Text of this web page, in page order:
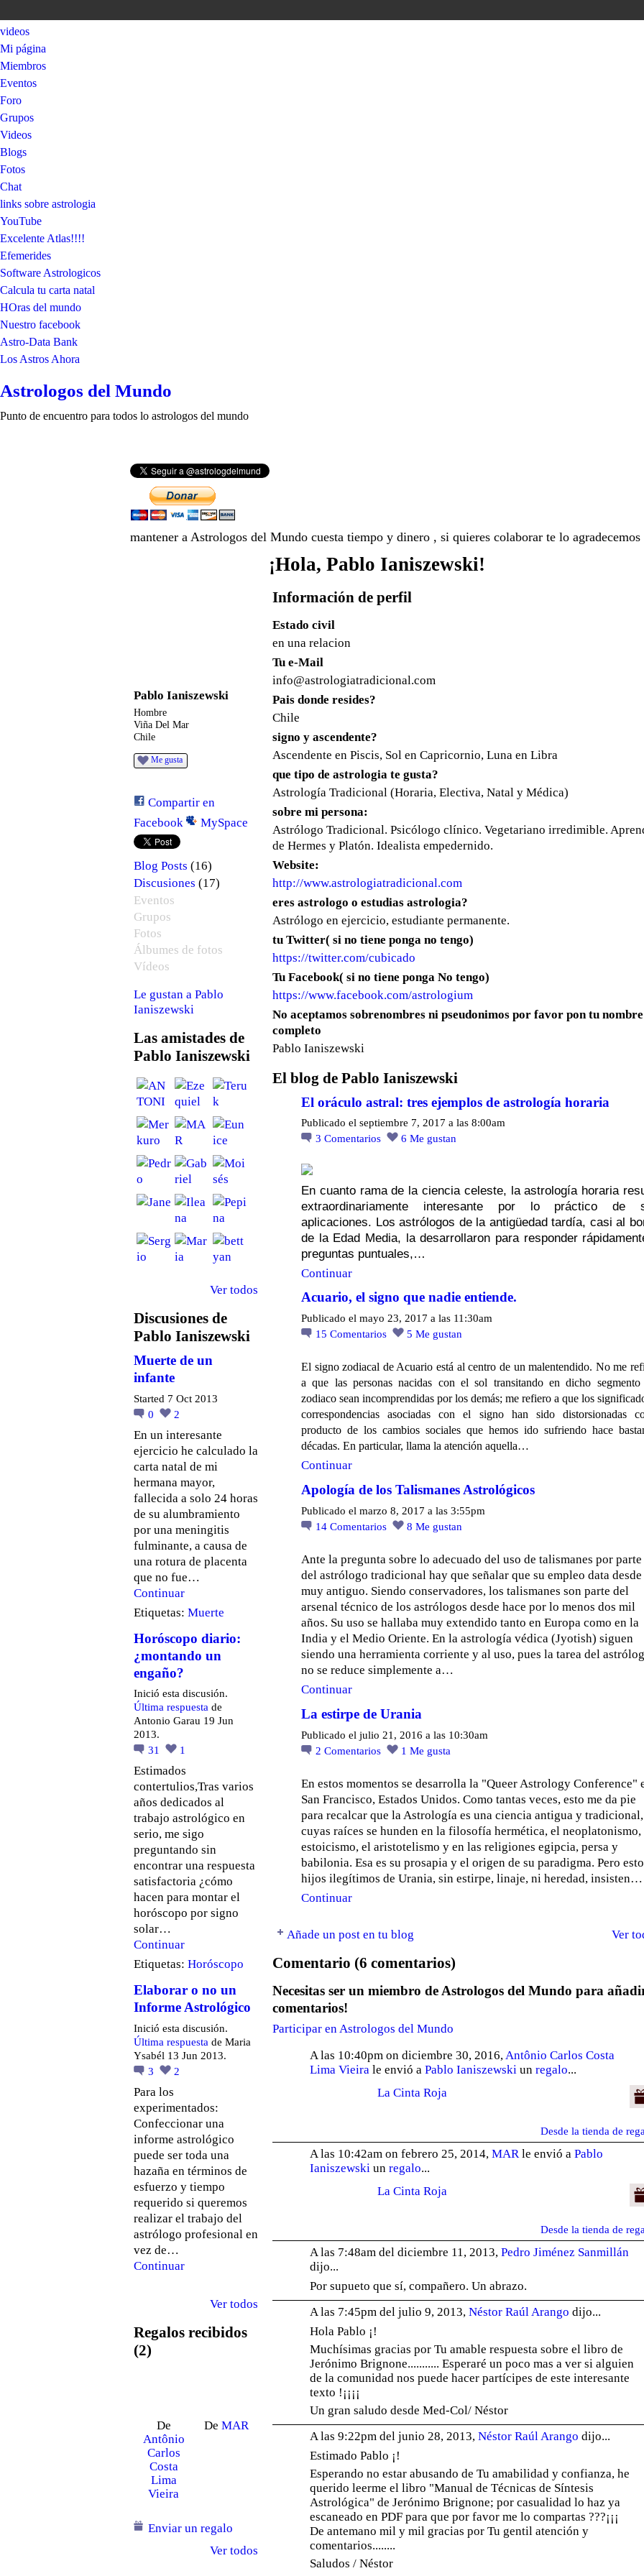
videos
Mi página
Miembros
Eventos
Foro
Grupos
Videos
Blogs
Fotos
Chat
links sobre astrologia
YouTube
Excelente Atlas!!!!
Efemerides
Software Astrologicos
Calcula tu carta natal
HOras del mundo
Nuestro facebook
Astro-Data Bank
Los Astros Ahora
Astrologos del Mundo
Punto de encuentro para todos lo astrologos del mundo
mantener a Astrologos del Mundo cuesta tiempo y dinero , si quieres colaborar te lo
Pablo Ianiszewski
Hombre
Viña Del Mar
Chile
Me gusta
Compartir en
Facebook
MySpace
Blog Posts (16)
Discusiones (17)
Eventos
Grupos
Fotos
Álbumes de fotos
Vídeos
Le gustan a Pablo
Ianiszewski
Las amistades de
Pablo Ianiszewski
Ver todos
Discusiones de
Pablo Ianiszewski
Muerte de un
infante
Started 7 Oct 2013
0
2
En un interesante
ejercicio he calculado la
carta natal de mi
hermana mayor,
fallecida a solo 24 horas
de su alumbramiento
por una meningitis
fulminante, a causa de
una rotura de placenta
que no fue…
Continuar
Etiquetas: Muerte
Horóscopo diario:
¿montando un
engaño?
Inició esta discusión.
Última respuesta de
Antonio Garau 19 Jun
2013.
31
1
Estimados
contertulios,Tras varios
años dedicados al
trabajo astrológico en
serio, me sigo
preguntando sin
encontrar una respuesta
satisfactoria ¿cómo
hacen para montar el
horóscopo por signo
solar…
Continuar
Etiquetas: Horóscopo
Elaborar o no un
Informe Astrológico
Inició esta discusión.
Última respuesta de Maria
Ysabél 13 Jun 2013.
3
2
Para los
experimentados:
Confeccionar una
informe astrológico
puede ser toda una
hazaña en términos de
esfuerzo y tiempo
requerido si queremos
realizar el trabajo del
astrólogo profesional en
vez de…
Continuar
Ver todos
Regalos recibidos
(2)
De
Antônio
Carlos
Costa
Lima
Vieira
De MAR
Enviar un regalo
Ver todos
¡Hola, Pablo Ianiszewski!
Información de perfil
Estado civil
en una relacion
Tu e-Mail
info@astrologiatradicional.com
Pais donde resides?
Chile
signo y ascendente?
Ascendente en Piscis, Sol en Capricornio, Luna en Libra
que tipo de astrologia te gusta?
Astrología Tradicional (Horaria, Electiva, Natal y Médica)
sobre mi persona:
Astrólogo Tradicional. Psicólogo clínico. Vegetariano irredimible.
de Hermes y Platón. Idealista empedernido.
Website:
http://www.astrologiatradicional.com
eres astrologo o estudias astrologia?
Astrólogo en ejercicio, estudiante permanente.
tu Twitter( si no tiene ponga no tengo)
https://twitter.com/cubicado
Tu Facebook( si no tiene ponga No tengo)
https://www.facebook.com/astrologium
No aceptamos sobrenombres ni pseudonimos por favor pon tu nombre
completo
Pablo Ianiszewski
El blog de Pablo Ianiszewski
El oráculo astral: tres ejemplos de astrología horaria
Publicado el septiembre 7, 2017 a las 8:00am
3 Comentarios 6 Me gustan
En cuanto rama de la ciencia celeste, la astrología horaria
extraordinariamente interesante por lo práctico de
aplicaciones. Los astrólogos de la antigüedad tardía, casi al
de la Edad Media, la desarrollaron para responder
preguntas puntuales,…
Continuar
Acuario, el signo que nadie entiende.
Publicado el mayo 23, 2017 a las 11:30am
15 Comentarios 5 Me gustan
El signo zodiacal de Acuario está al centro de un malentendido. No me
a que las personas nacidas con el sol transitando en dicho
zodiaco sean incomprendidas por los demás; me refiero a que los
correspondencias asociadas con el signo han sido distorsionadas
producto de los cambios sociales que hemos ido sufriendo hace
décadas. En particular, llama la atención aquella…
Continuar
Apología de los Talismanes Astrológicos
Publicado el marzo 8, 2017 a las 3:55pm
14 Comentarios 8 Me gustan
Ante la pregunta sobre lo adecuado del uso de talismanes por parte
del astrólogo tradicional hay que señalar que su empleo data desde
muy antiguo. Siendo conservadores, los talismanes son parte del
arsenal técnico de los astrólogos desde hace por lo menos dos mil
años. Su uso se hallaba muy extendido tanto en Europa como en la
India y el Medio Oriente. En la astrología védica (Jyotish) siguen
siendo una herramienta corriente y al uso, pues la tarea del
no se reduce simplemente a…
Continuar
La estirpe de Urania
Publicado el julio 21, 2016 a las 10:30am
2 Comentarios 1 Me gusta
En estos momentos se desarrolla la "Queer Astrology Conference"
San Francisco, Estados Unidos. Como tantas veces, esto me da pie
para recalcar que la Astrología es una ciencia antigua y tradicional,
cuyas raíces se hunden en la filosofía hermética, el neoplatonismo,
estoicismo, el aristotelismo y en las religiones egipcia, persa y
babilonia. Esa es su prosapia y el origen de su paradigma. Pero
hijos ilegítimos de Urania, sin estirpe, linaje, ni heredad, insisten…
Continuar
Añade un post en tu blog Ver
Comentario (6 comentarios)
Necesitas ser un miembro de Astrologos del Mundo para
comentarios!
Participar en Astrologos del Mundo
A las 10:40pm on diciembre 30, 2016,Antônio Carlos Costa
Lima Vieira le envió a Pablo Ianiszewski un regalo...
La Cinta Roja
Desde la tienda de
A las 10:42am on febrero 25, 2014, MARle envió a Pablo
Ianiszewski un regalo...
La Cinta Roja
Desde la tienda de
A las 7:48am del diciembre 11, 2013, Pedro Jiménez Sanmillán
dijo...
Por supueto que sí, compañero. Un abrazo.
A las 7:45pm del julio 9, 2013, Néstor Raúl Arango dijo...
Hola Pablo ¡!
Muchísimas gracias por Tu amable respuesta sobre el libro de
Jerónimo Brignone........... Esperaré un poco mas a ver si alguien
de la comunidad nos puede hacer partícipes de este interesante
texto !¡¡¡¡
Un gran saludo desde Med-Col/ Néstor
A las 9:22pm del junio 28, 2013, Néstor Raúl Arango dijo...
Estimado Pablo ¡!
Esperando no estar abusando de Tu amabilidad y confianza, he
querido leerme el libro "Manual de Técnicas de Síntesis
Astrológica" de Jerónimo Brignone; por casualidad lo haz ya
escaneado en PDF para que por favor me lo compartas ???¡¡¡
De antemano mil y mil gracias por Tu gentil atención y
comentarios........
Saludos / Néstor